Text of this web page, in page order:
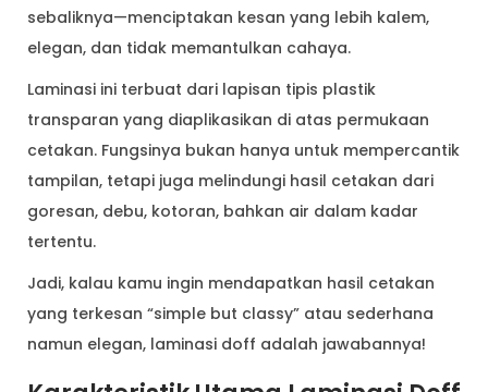
sebaliknya—menciptakan kesan yang lebih kalem,
elegan, dan tidak memantulkan cahaya.
Laminasi ini terbuat dari lapisan tipis plastik
transparan yang diaplikasikan di atas permukaan
cetakan. Fungsinya bukan hanya untuk mempercantik
tampilan, tetapi juga melindungi hasil cetakan dari
goresan, debu, kotoran, bahkan air dalam kadar
tertentu.
Jadi, kalau kamu ingin mendapatkan hasil cetakan
yang terkesan “simple but classy” atau sederhana
namun elegan, laminasi doff adalah jawabannya!